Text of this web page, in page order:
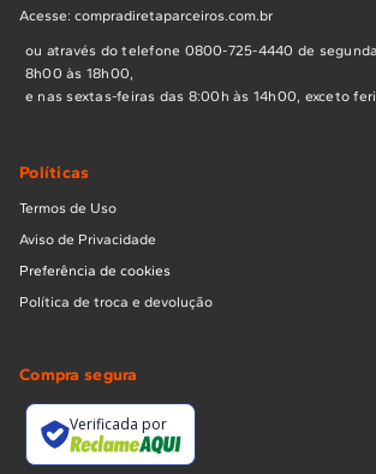
Acesse: compradiretaparceiros.com.br
ou através do telefone 0800-725-4440 de
8h00 às 18h00,
e nas sextas-feiras das 8:00h às 14h00, exceto
Políticas
Termos de Uso
Aviso de Privacidade
Preferência de cookies
Política de troca e devolução
Compra segura
Verificada por